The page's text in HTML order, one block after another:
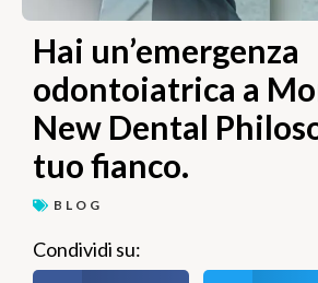
Hai un’emergenza
odontoiatrica a
New Dental
tuo fianco.
BLOG
Condividi su: